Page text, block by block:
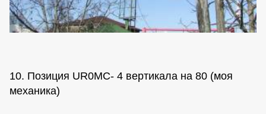
10. Позиция UR0MC- 4 вертикала на 80 (моя
механика)